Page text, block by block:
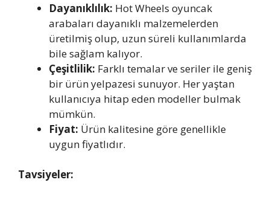
Dayanıklılık: Hot Wheels oyuncak
arabaları dayanıklı malzemelerden
üretilmiş olup, uzun süreli kullanımlarda
bile sağlam kalıyor.
Çeşitlilik: Farklı temalar ve seriler ile geniş
bir ürün yelpazesi sunuyor. Her yaştan
kullanıcıya hitap eden modeller bulmak
mümkün.
Fiyat: Ürün kalitesine göre genellikle
uygun fiyatlıdır.
Tavsiyeler: